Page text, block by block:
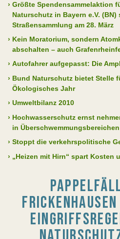
› Größte Spendensammelaktion
Naturschutz in Bayern e.V.
Straßensammlung am 28. März
› Kein Moratorium, sondern
abschalten – auch
› Autofahrer aufgepasst: Die
› Bund Naturschutz bietet Stelle
Ökologisches Jahr
› Umweltbilanz 2010
› Hochwasserschutz ernst
in Überschwemmungsbereichen
› Stoppt die verkehrspolitische
› „Heizen mit Hirn“ spart Kosten